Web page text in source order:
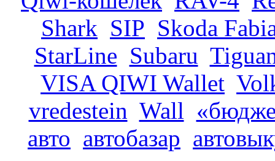
Shark SIP Skoda
StarLine Subaru
VISA QIWI Wallet
vredestein Wall
авто автобазар